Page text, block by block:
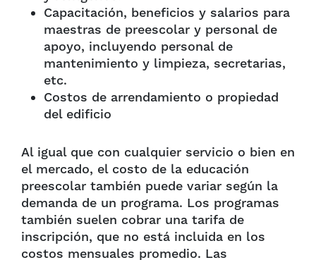
Capacitación, beneficios y salarios para
maestras de preescolar y personal de
apoyo, incluyendo personal de
mantenimiento y limpieza, secretarias,
etc.
Costos de arrendamiento o propiedad
del edificio
Al igual que con cualquier servicio o bien en
el mercado, el costo de la educación
preescolar también puede variar según la
demanda de un programa. Los programas
también suelen cobrar una tarifa de
inscripción, que no está incluida en los
costos mensuales promedio. Las